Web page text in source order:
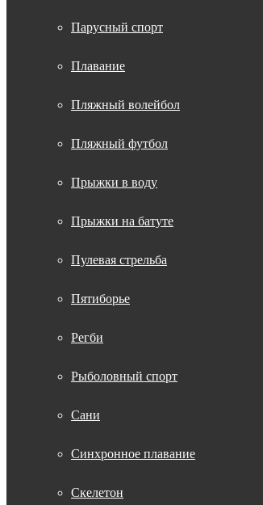
Парусный спорт
Плавание
Пляжный волейбол
Пляжный футбол
Прыжки в воду
Прыжки на батуте
Пулевая стрельба
Пятиборье
Регби
Рыболовный спорт
Сани
Синхронное плавание
Скелетон